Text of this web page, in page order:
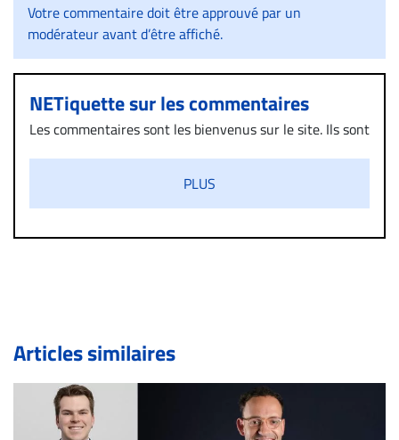
Votre commentaire doit être approuvé par un
modérateur avant d’être affiché.
NETiquette sur les commentaires
Les commentaires sont les bienvenus sur le site. Ils sont
diffamatoire. Si malgré cette politique de modération,
un commentaire publié sur le site vous dérange, prenez
immédiatement contact par courriel (info@droit-
de validation, un droit de réponse.
Bien à vous,
La Rédaction de Droit-inc.com
PLUS
Articles similaires